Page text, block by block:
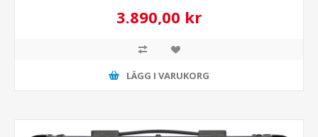
3.890,00 kr
LÄGG I VARUKORG